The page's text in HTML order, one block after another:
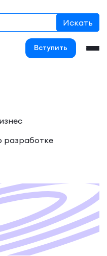
Вступить
разработке